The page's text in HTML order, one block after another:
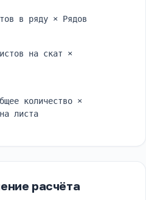
в ряду × Рядов
на скат ×
количество ×
листа
расчёта